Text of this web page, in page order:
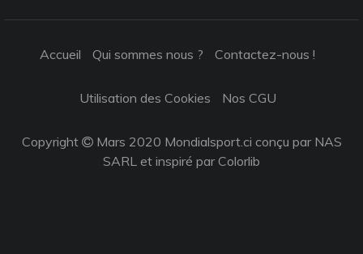
Accueil Qui sommes nous ? Contactez-nous !
Utilisation des Cookies Nos CGU
Copyright
Mars 2020 Mondialsport.ci conçu par NAS
SARL et inspiré parColorlib